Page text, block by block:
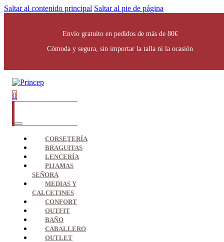
Saltar al contenido principal Saltar al pie de página
Envío gratuito en pedidos de más de 80€
Cómoda y segura, sin importar la talla ni la ocasión
0
CORSETERÍA
BRAGUITAS
LENCERÍA
PIJAMAS
SEÑORA
MEDIAS Y
CALCETINES
CONFORT
OUTFIT
BAÑO
CABALLERO
OUTLET